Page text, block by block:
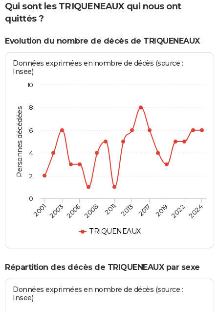
Qui sont les TRIQUENEAUX qui nous ont
quittés ?
Evolution du nombre de décès de TRIQUENEAUX
Personnes décédées
Données exprimées en nombre de décès (source :
Insee)
TRIQUENEAUX
2001200320062008 2011 2013 2017 2019 20222024
0
2
4
6
8
10
Répartition des décès de TRIQUENEAUX par sexe
Données exprimées en nombre de décès (source :
Insee)